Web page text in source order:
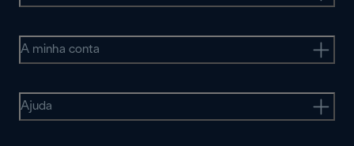
A minha conta
Ajuda